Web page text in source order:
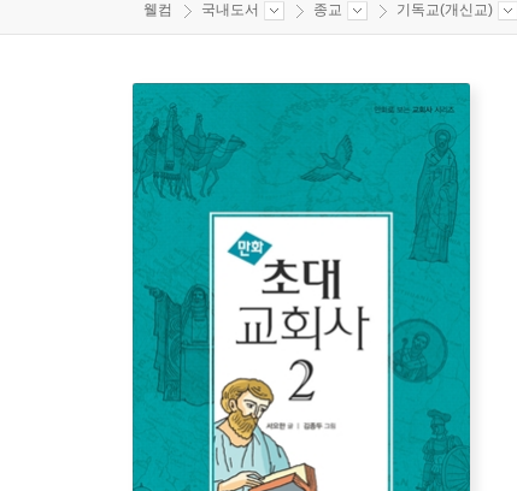
웰컴 국내도서 종교 기독교(개신교)